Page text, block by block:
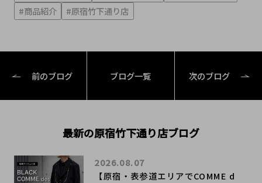
#商品紹介
#原宿竹下通り店
前のブログ ブログ一覧 次のブログ
最新の原宿竹下通り店ブログ
【原宿・表参道エリアでCOMME d
2026.08.07